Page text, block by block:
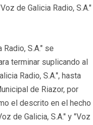
de Galicia Radio, S.A."
S.A." se
terminar suplicando al
Radio, S.A.", hasta
de Riazor, por
el descrito en el hecho
de Galicia, S.A." y "Voz